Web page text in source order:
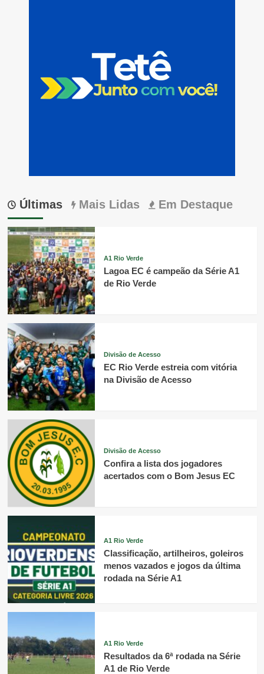
Últimas Mais Lidas Em Destaque
A1 Rio Verde
Lagoa EC é campeão da Série A1
de Rio Verde
Divisão de Acesso
EC Rio Verde estreia com vitória
na Divisão de Acesso
Divisão de Acesso
Confira a lista dos jogadores
acertados com o Bom Jesus EC
A1 Rio Verde
Classificação, artilheiros, goleiros
menos vazados e jogos da última
rodada na Série A1
A1 Rio Verde
Resultados da 6ª rodada na Série
A1 de Rio Verde